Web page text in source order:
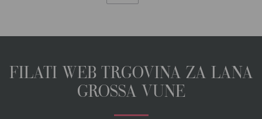
FILATI WEB TRGOVINA ZA LANA
GROSSA VUNE